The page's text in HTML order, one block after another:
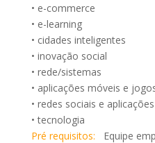
• e-commerce
• e-learning
• cidades inteligentes
• inovação social
• rede/sistemas
• aplicações móveis e
• redes sociais e
• tecnologia
Pré requisitos: Equipe